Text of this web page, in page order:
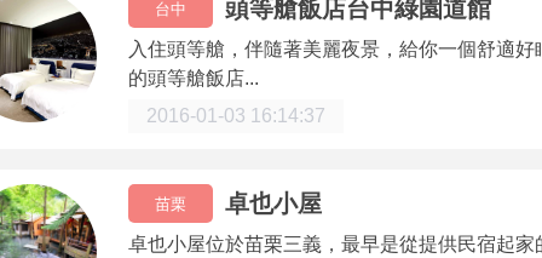
台中 頭等艙飯店台中綠園道館
入住頭等艙，伴隨著美麗夜景，給你一個舒適
的頭等艙飯店...
2016-01-03 16:14:37
苗栗 卓也小屋
卓也小屋位於苗栗三義，最早是從提供民宿起